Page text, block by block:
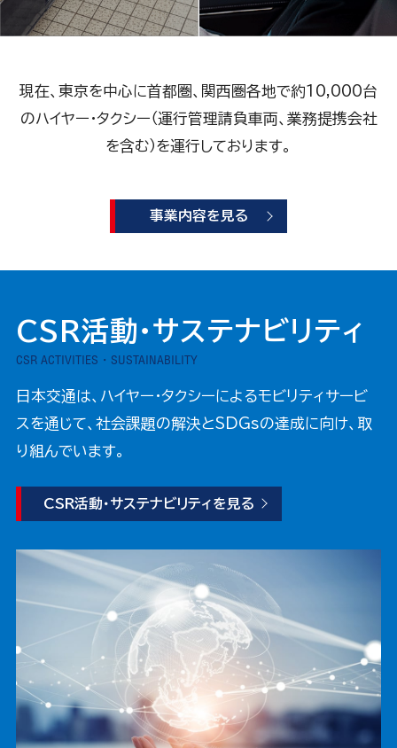
現在、東京を中心に首都圏、関西圏各地で約10,000台
のハイヤー・タクシー（運行管理請負車両、業務提携会社
を含む）を運行しております。
事業内容を見る
CSR活動・サステナビリティ
CSR ACTIVITIES・SUSTAINABILITY
日本交通は、ハイヤー・タクシーによるモビリティサービ
スを通じて、社会課題の解決とSDGsの達成に向け、取
り組んでいます。
CSR活動・サステナビリティを見る